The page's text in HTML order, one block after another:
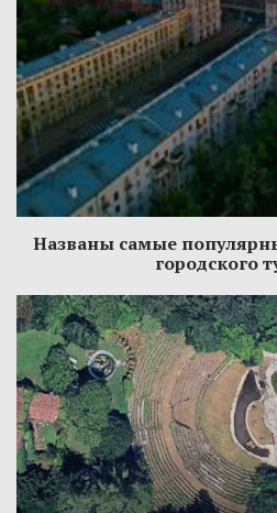
Названы самые
городского